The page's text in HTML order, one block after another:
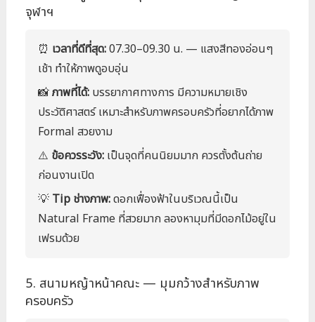
จุฬาฯ
⏰ เวลาที่ดีที่สุด:07.30–09.30 น. — แสงสีทองอ่อนๆ
เช้า ทำให้ภาพดูอบอุ่น
📸ภาพที่ได้: บรรยากาศทางการ มีความหมายเชิง
ประวัติศาสตร์ เหมาะสำหรับภาพครอบครัวที่อยากได้ภาพ
Formal สวยงาม
⚠️ ข้อควรระวัง: เป็นจุดที่คนนิยมมาก ควรตั้งต้นถ่าย
ก่อนงานเปิด
💡 Tip ช่างภาพ:ดอกเฟื่องฟ้าในบริเวณนี้เป็น
Natural Frame ที่สวยมาก ลองหามุมที่มีดอกไม้อยู่ใน
เฟรมด้วย
5. สนามหญ้าหน้าคณะ — มุมกว้างสำหรับภาพ
ครอบครัว